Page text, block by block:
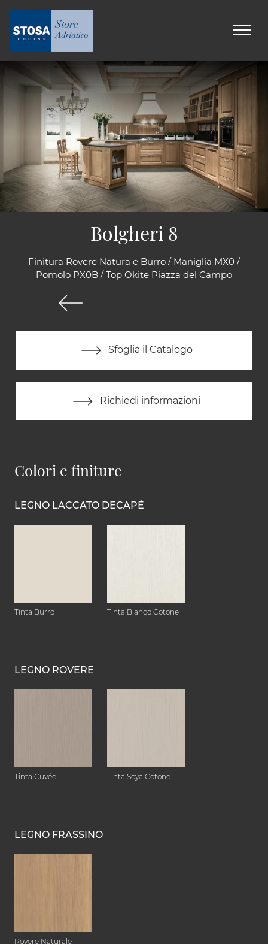
Finitura Rovere Natura e Burro / Maniglia MX0 /
Pomolo PX0B / Top Okite Piazza del Campo
Sfoglia il Catalogo
Richiedi informazioni
Bolgheri 8
Colori e finiture
LEGNO LACCATO DECAPÉ
Tinta Burro Tinta Bianco Cotone
LEGNO ROVERE
Tinta Cuvée Tinta Soya Cotone
LEGNO FRASSINO
Rovere Naturale